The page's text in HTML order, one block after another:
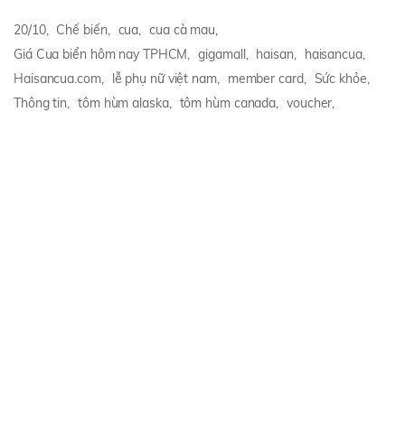
20/10, Chế biến, cua, cua cà mau,
Giá Cua biển hôm nay TPHCM, gigamall, haisan,
haisancua,
Haisancua.com,
lễ phụ nữ việt nam, member card, Sức khỏe,
Thông tin, tôm hùm alaska, tôm hùm canada, voucher,